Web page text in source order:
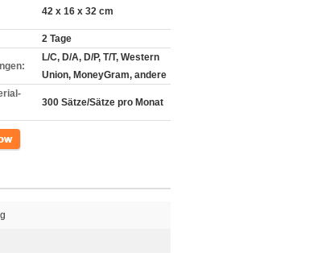
42 x 16 x 32 cm
2 Tage
L/C, D/A, D/P, T/T, Western
Union, MoneyGram, andere
300 Sätze/Sätze pro Monat